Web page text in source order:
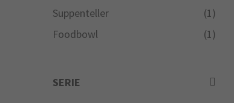
Suppenteller
(1)
Foodbowl
(1)
SERIE